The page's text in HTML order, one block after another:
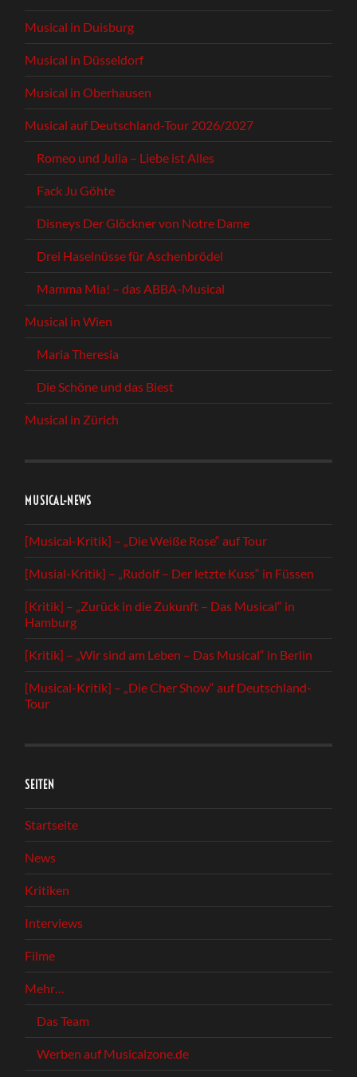
Musical in Duisburg
Musical in Düsseldorf
Musical in Oberhausen
Musical auf Deutschland-Tour 2026/2027
Romeo und Julia – Liebe ist Alles
Fack Ju Göhte
Disneys Der Glöckner von Notre Dame
Drei Haselnüsse für Aschenbrödel
Mamma Mia! – das ABBA-Musical
Musical in Wien
Maria Theresia
Die Schöne und das Biest
Musical in Zürich
MUSICAL-NEWS
[Musical-Kritik] – „Die Weiße Rose“ auf Tour
[Musial-Kritik] – „Rudolf – Der letzte Kuss“ in Füssen
[Kritik] – „Zurück in die Zukunft – Das Musical“ in
Hamburg
[Kritik] – „Wir sind am Leben – Das Musical“ in Berlin
[Musical-Kritik] – „Die Cher Show“ auf Deutschland-
Tour
SEITEN
Startseite
News
Kritiken
Interviews
Filme
Mehr…
Das Team
Werben auf Musicalzone.de